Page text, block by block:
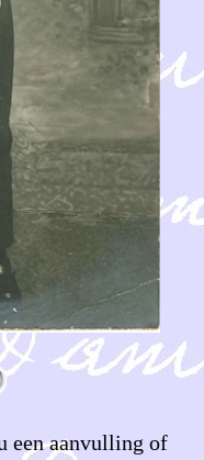
een aanvulling of